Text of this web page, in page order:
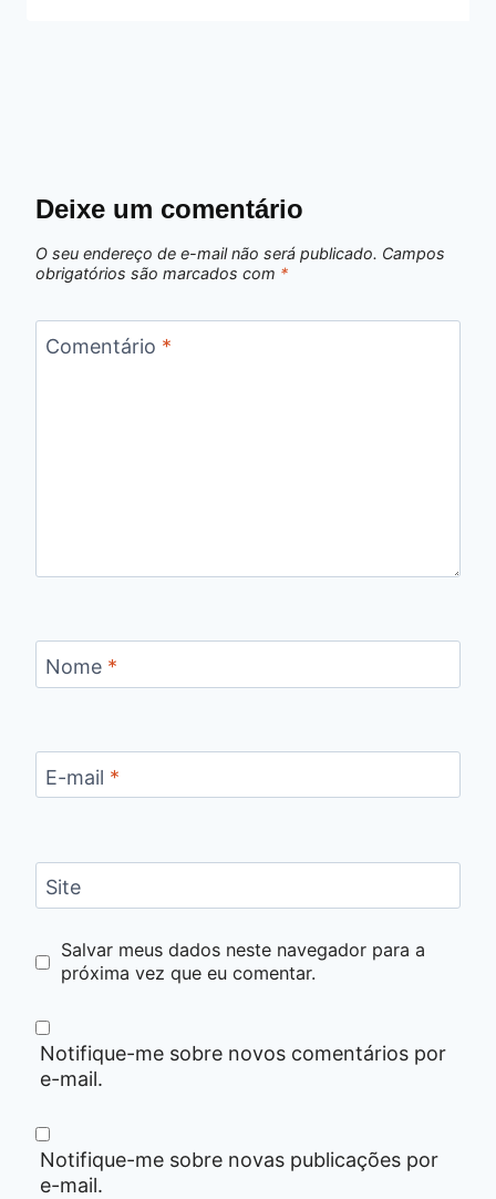
Deixe um comentário
O seu endereço de e-mail não será publicado. Campos
obrigatórios são marcados com *
Comentário *
Nome *
E-mail *
Site
Salvar meus dados neste navegador para a
próxima vez que eu comentar.
Notifique-me sobre novos comentários por
e-mail.
Notifique-me sobre novas publicações por
e-mail.